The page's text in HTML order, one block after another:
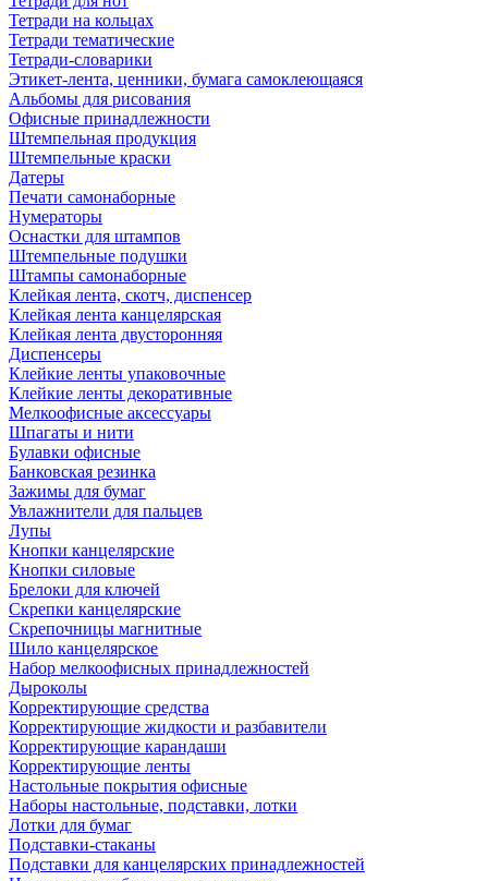
Тетради на кольцах
Тетради тематические
Тетради-словарики
Этикет-лента, ценники, бумага самоклеющаяся
Альбомы для рисования
Офисные принадлежности
Штемпельная продукция
Штемпельные краски
Датеры
Печати самонаборные
Нумераторы
Оснастки для штампов
Штемпельные подушки
Штампы самонаборные
Клейкая лента, скотч, диспенсер
Клейкая лента канцелярская
Клейкая лента двусторонняя
Диспенсеры
Клейкие ленты упаковочные
Клейкие ленты декоративные
Мелкоофисные аксессуары
Шпагаты и нити
Булавки офисные
Банковская резинка
Зажимы для бумаг
Увлажнители для пальцев
Лупы
Кнопки канцелярские
Кнопки силовые
Брелоки для ключей
Скрепки канцелярские
Скрепочницы магнитные
Шило канцелярское
Набор мелкоофисных принадлежностей
Дыроколы
Корректирующие средства
Корректирующие жидкости и разбавители
Корректирующие карандаши
Корректирующие ленты
Настольные покрытия офисные
Наборы настольные, подставки, лотки
Лотки для бумаг
Подставки-стаканы
Подставки для канцелярских принадлежностей